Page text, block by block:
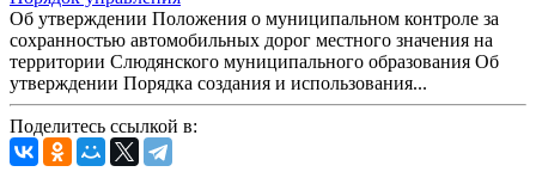
Об утверждении Положения о муниципальном контроле за
сохранностью автомобильных дорог местного значения на
территории Слюдянского муниципального образования Об
утверждении Порядка создания и использования...
Поделитесь ссылкой в: